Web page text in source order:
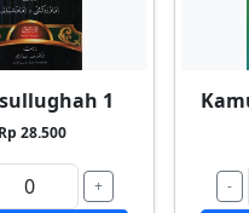
1
Rp 28.500
+
-